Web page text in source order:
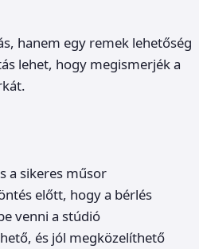
hanem egy remek lehetőség
lehet, hogy megismerjék a
a sikeres műsor
előtt, hogy a bérlés
venni a stúdió
és jól megközelíthető